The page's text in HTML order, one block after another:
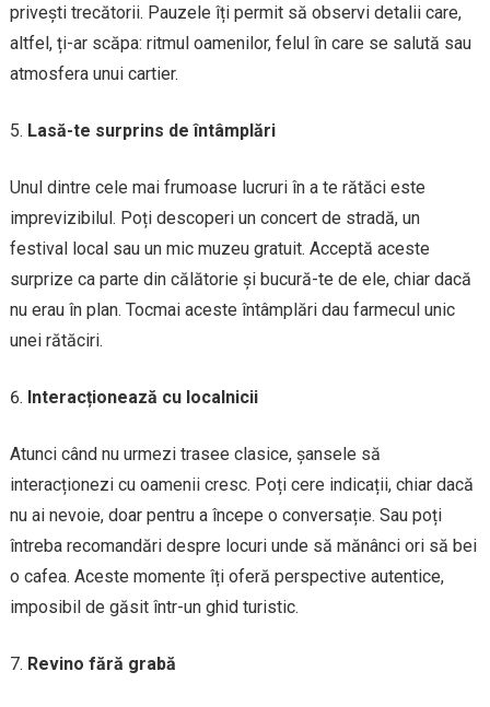
privești trecătorii. Pauzele îți permit să observi detalii care,
altfel, ți-ar scăpa: ritmul oamenilor, felul în care se salută sau
atmosfera unui cartier.
Lasă-te surprins de întâmplări
Unul dintre cele mai frumoase lucruri în a te rătăci este
imprevizibilul. Poți descoperi un concert de stradă, un
festival local sau un mic muzeu gratuit. Acceptă aceste
surprize ca parte din călătorie și bucură-te de ele, chiar dacă
nu erau în plan. Tocmai aceste întâmplări dau farmecul unic
unei rătăciri.
Interacționează cu localnicii
Atunci când nu urmezi trasee clasice, șansele să
interacționezi cu oamenii cresc. Poți cere indicații, chiar dacă
nu ai nevoie, doar pentru a începe o conversație. Sau poți
întreba recomandări despre locuri unde să mănânci ori să bei
o cafea. Aceste momente îți oferă perspective autentice,
imposibil de găsit într-un ghid turistic.
Revino fără grabă